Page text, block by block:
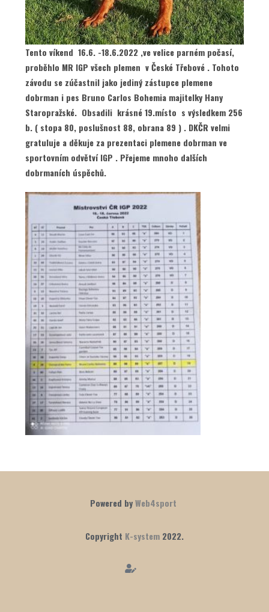
Tento víkend 16.6. -18.6.2022 ,ve velice parném počasí,
proběhlo MR IGP všech plemen v České Třebové . Tohoto
závodu se zúčastnil jako jediný zástupce plemene
dobrman i pes Bruno Carlos Bohemia majitelky Hany
Staropražské. Obsadili krásné 19.místo s výsledkem 256
b. ( stopa 80, poslušnost 88, obrana 89 ) . DKČR velmi
gratuluje a děkuje za prezentaci plemene dobrman ve
sportovním odvětví IGP . Přejeme mnoho dalších
dobrmaních úspěchů.
Powered byWeb4sport
Copyright K-system 2022.